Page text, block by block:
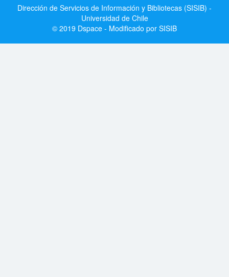
Dirección de Servicios de Información y Bibliotecas (SISIB) -
Universidad de Chile
© 2019 Dspace - Modificado por SISIB